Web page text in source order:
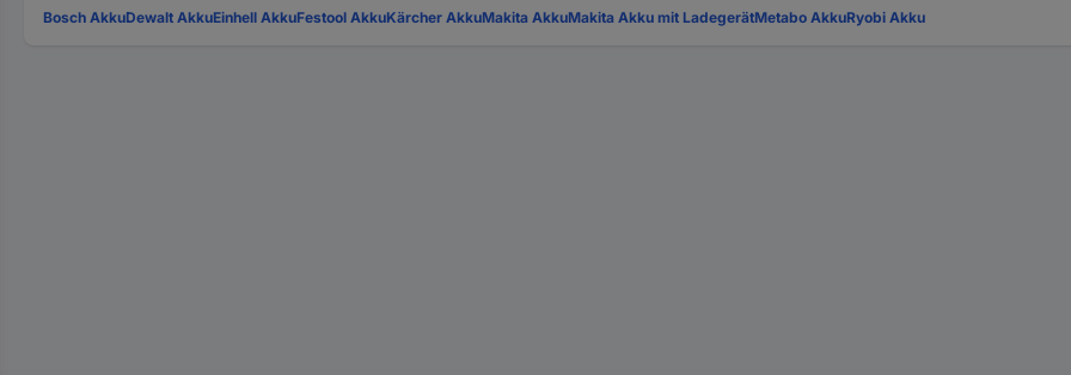
Bosch AkkuDewalt AkkuEinhell AkkuFestool AkkuKärcher AkkuMakita AkkuMakita Akku mit LadegerätMetabo AkkuRyobi Akku